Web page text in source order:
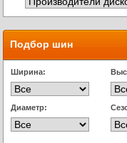
Подбор шин
Ширина:
Диаметр: